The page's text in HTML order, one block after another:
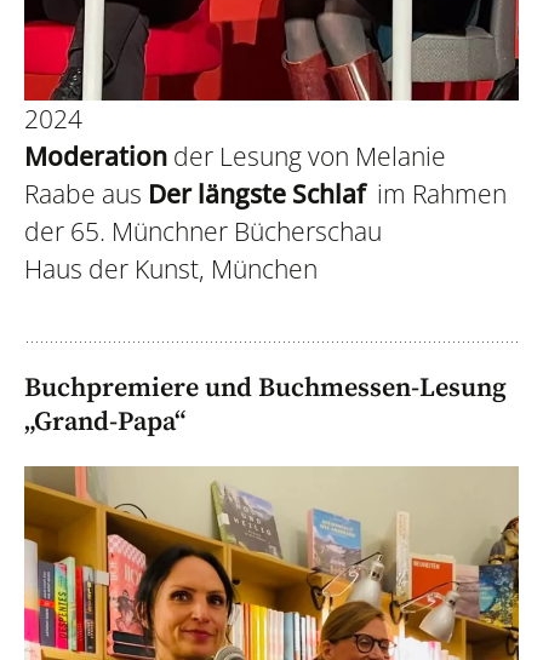
2024
Moderation der Lesung von Melanie
Raabe aus Der längste Schlafim Rahmen
der 65. Münchner Bücherschau
Haus der Kunst, München
Buchpremiere und Buchmessen-Lesung
„Grand-Papa“